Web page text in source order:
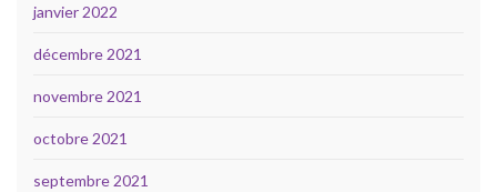
janvier 2022
décembre 2021
novembre 2021
octobre 2021
septembre 2021